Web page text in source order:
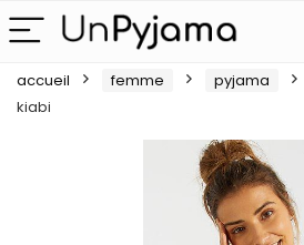
accueil femme pyjama
kiabi